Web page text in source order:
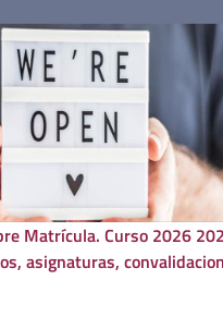
Matrícula. Curso 2026
asignaturas,